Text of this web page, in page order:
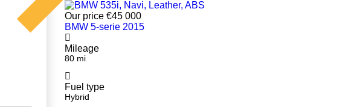
Our price €45 000
BMW 5-serie 2015
Mileage
80 mi
Fuel type
Hybrid